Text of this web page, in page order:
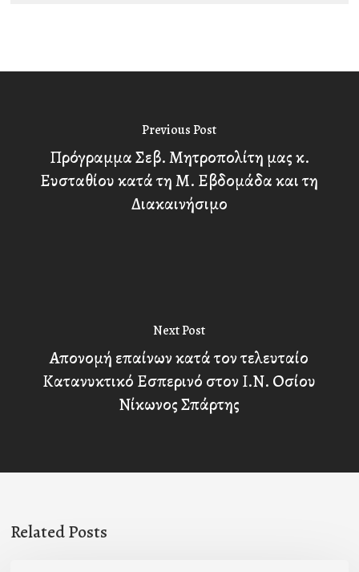
Previous Post
Πρόγραμμα Σεβ. Μητροπολίτη μας κ.
Ευσταθίου κατά τη Μ. Εβδομάδα και τη
Διακαινήσιμο
Next Post
Απονομή επαίνων κατά τον τελευταίο
Κατανυκτικό Εσπερινό στον Ι.Ν. Οσίου
Νίκωνος Σπάρτης
Related Posts